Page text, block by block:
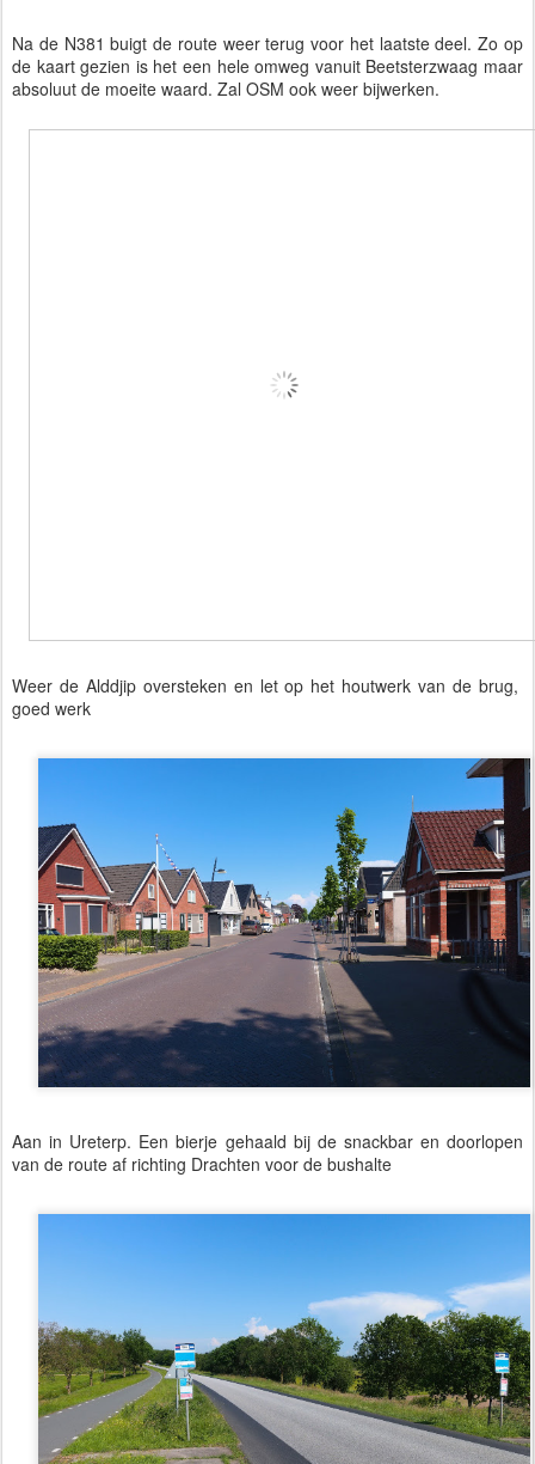
Na de N381 buigt de route weer terug voor het laatste deel. Zo op
de kaart gezien is het een hele omweg vanuit Beetsterzwaag maar
absoluut de moeite waard. Zal OSM ook weer bijwerken.
Weer de Alddjip oversteken en let op het houtwerk van de brug,
goed werk
Aan in Ureterp. Een bierje gehaald bij de snackbar en doorlopen
van de route af richting Drachten voor de bushalte